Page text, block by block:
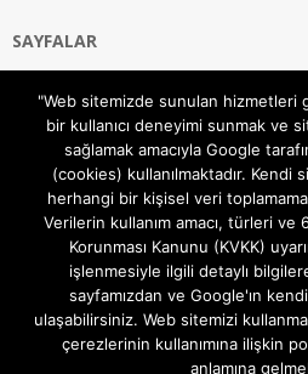
SAYFALAR
Gizlilik ve Çerezler (Cookies) Politikası
Hakkımızda
İletişim Kanalları
MODEM KURULUM
TEKNİK DESTEK
TELEVİZYON SİSTEMLERİ
"Web sitemizde sunulan hizmetleri
bir kullanıcı deneyimi sunmak ve
sağlamak amacıyla Google
(cookies) kullanılmaktadır. Kendi
herhangi bir kişisel veri
Verilerin kullanım amacı, türleri ve
Korunması Kanunu (KVKK)
işlenmesiyle ilgili detaylı
sayfamızdan ve Google'ın
ulaşabilirsiniz. Web sitemizi
çerezlerinin kullanımına ilişkin
anlamına